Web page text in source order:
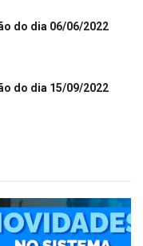
do dia 06/06/2022
do dia 15/09/2022